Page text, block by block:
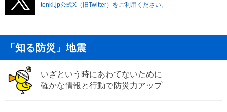
tenki.jp公式X（旧Twitter）をご利用ください。
「知る防災」地震
いざという時にあわてないために
確かな情報と行動で防災力アップ